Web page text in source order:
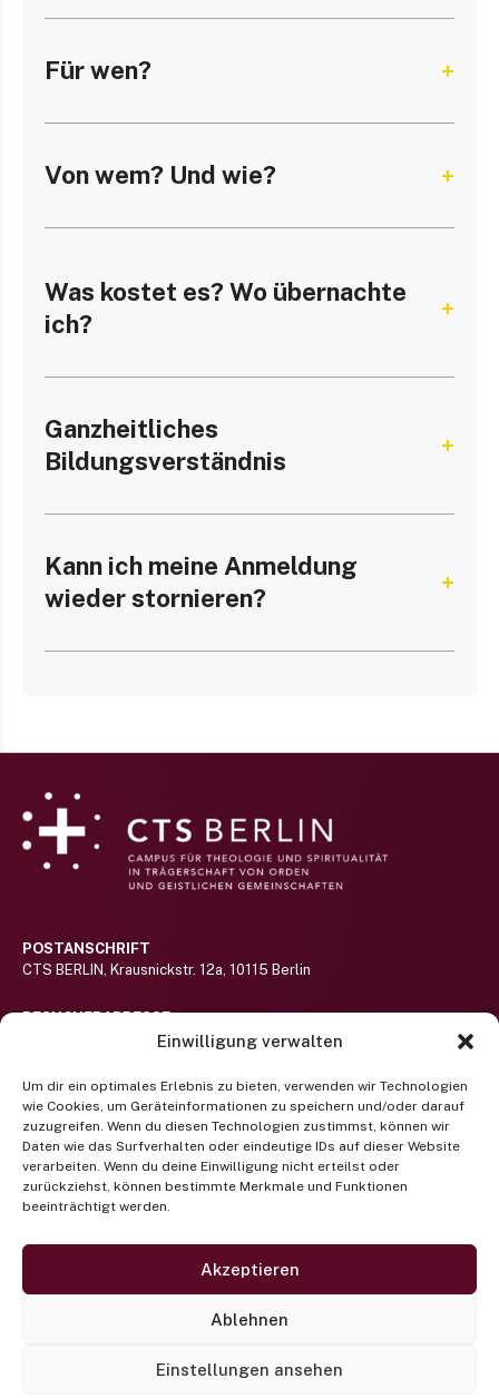
Einwilligung verwalten
Um dir ein optimales Erlebnis zu bieten, verwenden wir Technologien
wie Cookies, um Geräteinformationen zu speichern und/oder darauf
zuzugreifen. Wenn du diesen Technologien zustimmst, können wir
Daten wie das Surfverhalten oder eindeutige IDs auf dieser Website
verarbeiten. Wenn du deine Einwilligung nicht erteilst oder
zurückziehst, können bestimmte Merkmale und Funktionen
beeinträchtigt werden.
Akzeptieren
Ablehnen
Einstellungen ansehen
Für wen?
Von wem? Und wie?
Was kostet es? Wo übernachte
ich?
Ganzheitliches
Bildungsverständnis
Kann ich meine Anmeldung
wieder stornieren?
POSTANSCHRIFT
CTS BERLIN, Krausnickstr. 12a, 10115 Berlin
BESUCHERADRESSE
Haus St.-Michael-Stift auf dem Gelände des Alexianer St. Hedwig-
RUFEN SIE UNS AN
Telefon +49 (0) 30 400 372 122
(Mo-Fr 9-13 Uhr)
Newsletter abonnieren
SCHREIBEN SIE UNS EINE EMAIL
projektbuero@cts-berlin.org